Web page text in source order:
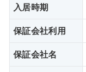
入居時期
保証会社利用
保証会社名